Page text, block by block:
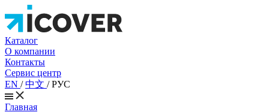
Каталог
О компании
Контакты
Сервис центр
EN /中文 /РУС
Главная